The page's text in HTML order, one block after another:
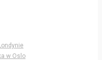
w Oslo